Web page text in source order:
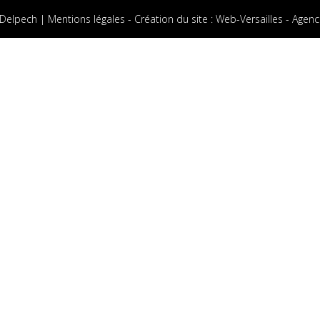
| Mentions légales - Création du site : Web-Versailles -